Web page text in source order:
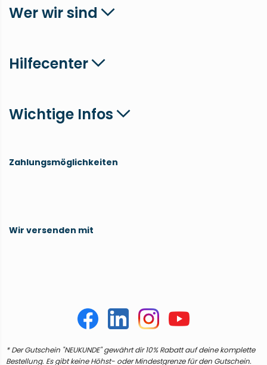
Wer wir sind
Hilfecenter
Wichtige Infos
Zahlungsmöglichkeiten
Wir versenden mit
* Der Gutschein "NEUKUNDE" gewährt dir 10% Rabatt auf deine komplette
Bestellung. Es gibt keine Höhst- oder Mindestgrenze für den Gutschein.